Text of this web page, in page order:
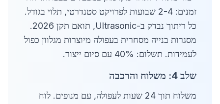
זמנים: 2-4 שבועות לפרויקט סטנדרטי, תלוי בגודל.
כל ריתוך נבדק ב-Ultrasonic, תואם תקן 2026.
מסגרות בנייה מסחרית בעפולה מיוצרות מגלוון כפול
לעמידות. תשלום: 40% עם סיום ייצור.
שלב 4: משלוח והרכבה
משלוח תוך 24 שעות לעפולה, עם מנופים. לוח